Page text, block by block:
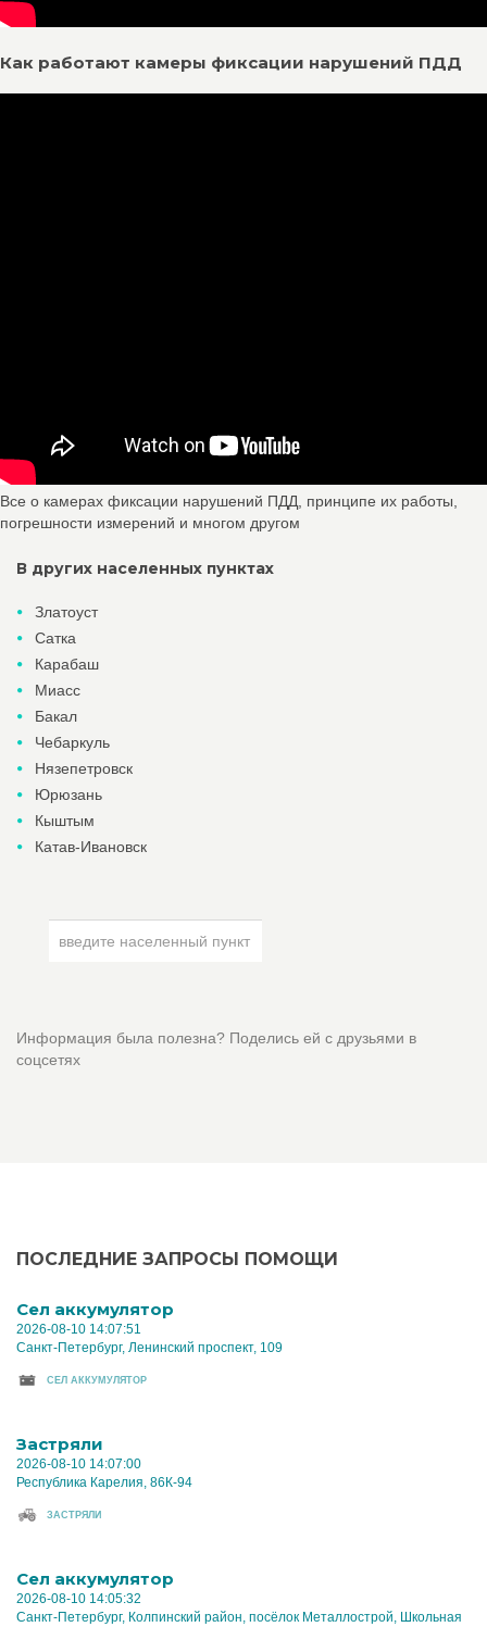
Как работают камеры фиксации нарушений ПДД
Все о камерах фиксации нарушений ПДД, принципе их работы,
погрешности измерений и многом другом
В других населенных пунктах
Златоуст
Сатка
Карабаш
Миасс
Бакал
Чебаркуль
Нязепетровск
Юрюзань
Кыштым
Катав-Ивановск
Информация была полезна? Поделись ей с друзьями в
соцсетях
ПОСЛЕДНИЕ ЗАПРОСЫ ПОМОЩИ
Cел аккумулятор
2026-08-10 14:07:51
Санкт-Петербург, Ленинский проспект, 109
CЕЛ АККУМУЛЯТОР
Застряли
2026-08-10 14:07:00
Республика Карелия, 86К-94
ЗАСТРЯЛИ
Cел аккумулятор
2026-08-10 14:05:32
Санкт-Петербург, Колпинский район, посёлок Металлострой, Школьная